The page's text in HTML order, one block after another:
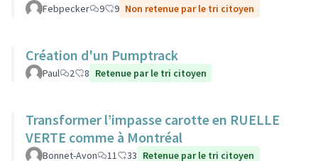
Febpecker 9 9 Non retenue par le tri citoyen
Création d'un Pumptrack
Paul 2 8 Retenue par le tri citoyen
Transformer l’impasse carotte en RUELLE
VERTE comme à Montréal
Bonnet-Avon 11 33 Retenue par le tri citoyen